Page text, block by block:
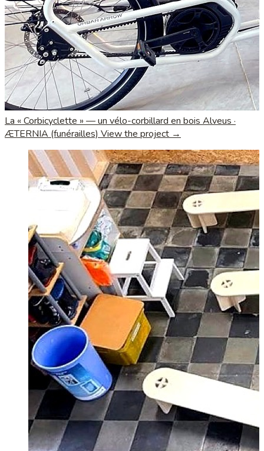
La « Corbicyclette » — un vélo-corbillard en bois Alveus ·
ÆTERNIA (funérailles) View the project →